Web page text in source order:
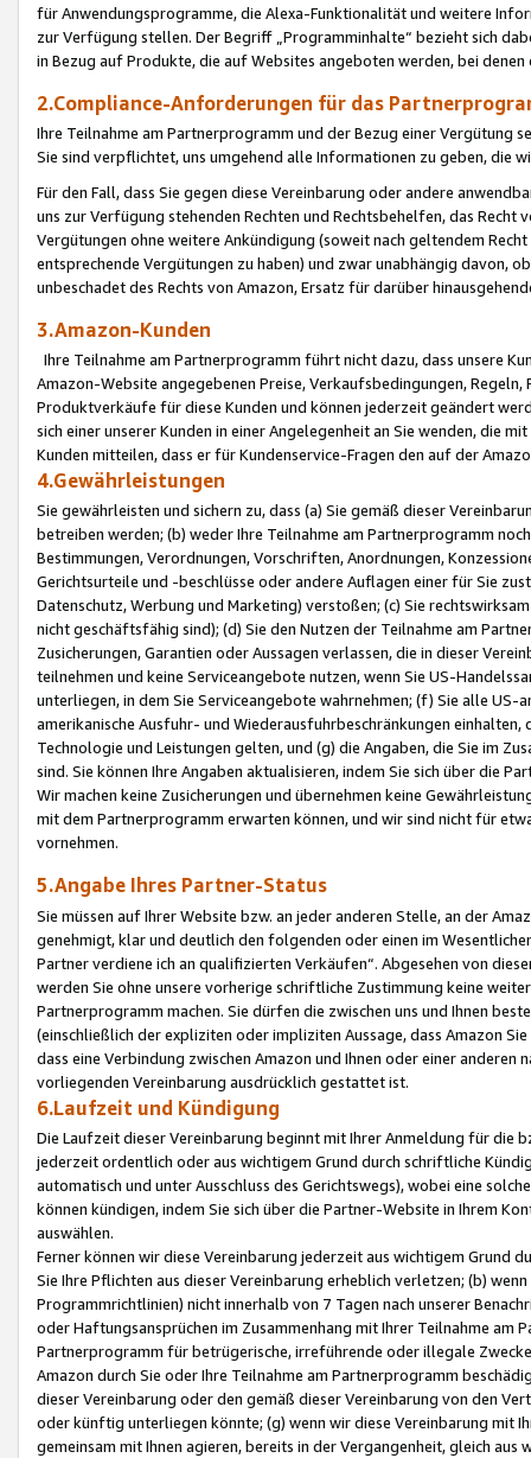
für Anwendungsprogramme, die Alexa-Funktionalität und weitere
zur Verfügung stellen. Der Begriff „Programminhalte“ bezieht sich
in Bezug auf Produkte, die auf Websites angeboten werden, bei
2.Compliance-Anforderungen für das
Ihre Teilnahme am Partnerprogramm und der Bezug einer Vergütung
Sie sind verpflichtet, uns umgehend alle Informationen zu geben, die
Für den Fall, dass Sie gegen diese Vereinbarung oder andere
uns zur Verfügung stehenden Rechten und Rechtsbehelfen, das
Vergütungen ohne weitere Ankündigung (soweit nach geltendem
entsprechende Vergütungen zu haben) und zwar unabhängig davon,
unbeschadet des Rechts von Amazon, Ersatz für darüber
3.Amazon-Kunden
Ihre Teilnahme am Partnerprogramm führt nicht dazu, dass unsere
Amazon-Website angegebenen Preise, Verkaufsbedingungen,
Produktverkäufe für diese Kunden und können jederzeit geändert
sich einer unserer Kunden in einer Angelegenheit an Sie wenden, die
Kunden mitteilen, dass er für Kundenservice-Fragen den auf der
4.Gewährleistungen
Sie gewährleisten und sichern zu, dass (a) Sie gemäß dieser
betreiben werden; (b) weder Ihre Teilnahme am Partnerprogramm
Bestimmungen, Verordnungen, Vorschriften, Anordnungen,
Gerichtsurteile und -beschlüsse oder andere Auflagen einer für Sie
Datenschutz, Werbung und Marketing) verstoßen; (c) Sie
nicht geschäftsfähig sind); (d) Sie den Nutzen der Teilnahme am
Zusicherungen, Garantien oder Aussagen verlassen, die in dieser
teilnehmen und keine Serviceangebote nutzen, wenn Sie US-
unterliegen, in dem Sie Serviceangebote wahrnehmen; (f) Sie alle
amerikanische Ausfuhr- und Wiederausfuhrbeschränkungen
Technologie und Leistungen gelten, und (g) die Angaben, die Sie im
sind. Sie können Ihre Angaben aktualisieren, indem Sie sich über die
Wir machen keine Zusicherungen und übernehmen keine
mit dem Partnerprogramm erwarten können, und wir sind nicht für
vornehmen.
5.Angabe Ihres Partner-Status
Sie müssen auf Ihrer Website bzw. an jeder anderen Stelle, an der
genehmigt, klar und deutlich den folgenden oder einen im
Partner verdiene ich an qualifizierten Verkäufen“. Abgesehen von
werden Sie ohne unsere vorherige schriftliche Zustimmung keine
Partnerprogramm machen. Sie dürfen die zwischen uns und Ihnen
(einschließlich der expliziten oder impliziten Aussage, dass Amazon
dass eine Verbindung zwischen Amazon und Ihnen oder einer
vorliegenden Vereinbarung ausdrücklich gestattet ist.
6.Laufzeit und Kündigung
Die Laufzeit dieser Vereinbarung beginnt mit Ihrer Anmeldung für die
jederzeit ordentlich oder aus wichtigem Grund durch schriftliche
automatisch und unter Ausschluss des Gerichtswegs), wobei eine
können kündigen, indem Sie sich über die Partner-Website in Ihrem
auswählen.
Ferner können wir diese Vereinbarung jederzeit aus wichtigem Grund
Sie Ihre Pflichten aus dieser Vereinbarung erheblich verletzen; (b)
Programmrichtlinien) nicht innerhalb von 7 Tagen nach unserer
oder Haftungsansprüchen im Zusammenhang mit Ihrer Teilnahme am
Partnerprogramm für betrügerische, irreführende oder illegale
Amazon durch Sie oder Ihre Teilnahme am Partnerprogramm
dieser Vereinbarung oder den gemäß dieser Vereinbarung von den
oder künftig unterliegen könnte; (g) wenn wir diese Vereinbarung mit
gemeinsam mit Ihnen agieren, bereits in der Vergangenheit, gleich